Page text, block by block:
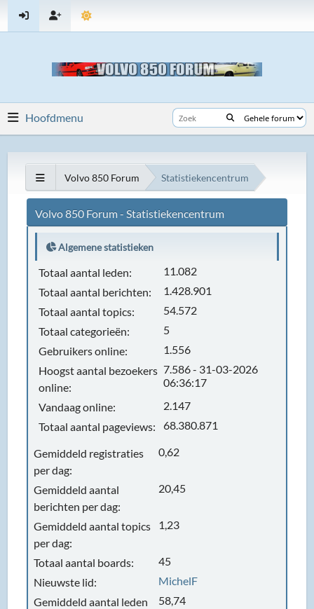
Hoofdmenu
Volvo 850 Forum Statistiekencentrum
Volvo 850 Forum - Statistiekencentrum
Algemene statistieken
Totaal aantal leden:
11.082
Totaal aantal berichten:
1.428.901
Totaal aantal topics:
54.572
Totaal categorieën:
5
Gebruikers online:
1.556
Hoogst aantal bezoekers
online:
7.586 - 31-03-2026
06:36:17
Vandaag online:
2.147
Totaal aantal pageviews:
68.380.871
Gemiddeld registraties
per dag:
0,62
Gemiddeld aantal
berichten per dag:
20,45
Gemiddeld aantal topics
per dag:
1,23
Totaal aantal boards:
45
Nieuwste lid:
MichelF
Gemiddeld aantal leden
58,74